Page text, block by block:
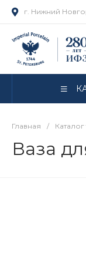
г. Нижний
Главная /
Ваза